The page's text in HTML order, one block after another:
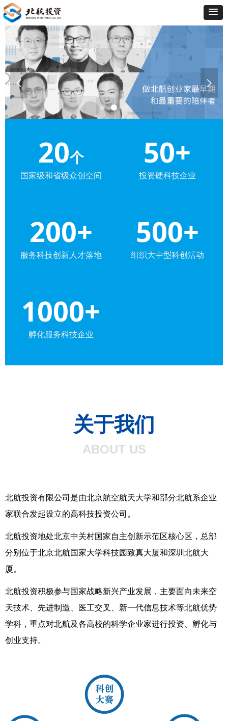
北航投资有限公司是由北京航空航天大学和部分北航系企业
家联合发起设立的高科技投资公司。
北航投资地处北京中关村国家自主创新示范区核心区，总部
分别位于北京北航国家大学科技园致真大厦和深圳北航大
厦。
北航投资积极参与国家战略新兴产业发展，主要面向未来空
天技术、先进制造、医工交叉、新一代信息技术等北航优势
学科，重点对北航及各高校的科学企业家进行投资、孵化与
创业支持。
关于我们
ABOUT US
넳 넲
20个
国家级和省级众创空间
50+
投资硬科技企业
200+
服务科技创新人才落地
500+
组织大中型科创活动
1000+
孵化服务科技企业